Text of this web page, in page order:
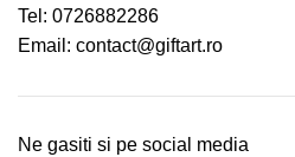
Tel: 0726882286
Email: contact@giftart.ro
Ne gasiti si pe social media